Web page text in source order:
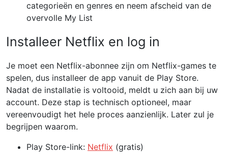
categorieën en genres en neem afscheid van de
overvolle My List
Installeer Netflix en log in
Je moet een Netflix-abonnee zijn om Netflix-games te
spelen, dus installeer de app vanuit de Play Store.
Nadat de installatie is voltooid, meldt u zich aan bij uw
account. Deze stap is technisch optioneel, maar
vereenvoudigt het hele proces aanzienlijk. Later zul je
begrijpen waarom.
Play Store-link: Netflix (gratis)